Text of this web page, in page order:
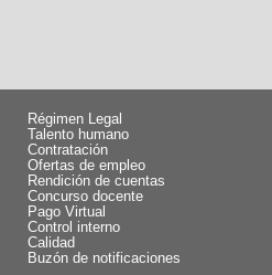
Régimen Legal
Talento humano
Contratación
Ofertas de empleo
Rendición de cuentas
Concurso docente
Pago Virtual
Control interno
Calidad
Buzón de notificaciones